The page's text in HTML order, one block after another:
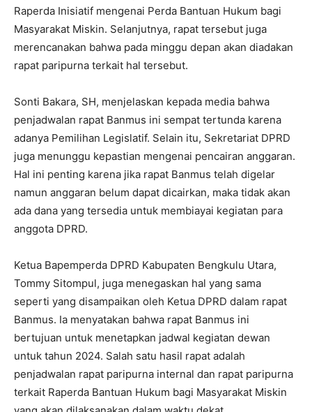
Raperda Inisiatif mengenai Perda Bantuan Hukum bagi
Masyarakat Miskin. Selanjutnya, rapat tersebut juga
merencanakan bahwa pada minggu depan akan diadakan
rapat paripurna terkait hal tersebut.
Sonti Bakara, SH, menjelaskan kepada media bahwa
penjadwalan rapat Banmus ini sempat tertunda karena
adanya Pemilihan Legislatif. Selain itu, Sekretariat DPRD
juga menunggu kepastian mengenai pencairan anggaran.
Hal ini penting karena jika rapat Banmus telah digelar
namun anggaran belum dapat dicairkan, maka tidak akan
ada dana yang tersedia untuk membiayai kegiatan para
anggota DPRD.
Ketua Bapemperda DPRD Kabupaten Bengkulu Utara,
Tommy Sitompul, juga menegaskan hal yang sama
seperti yang disampaikan oleh Ketua DPRD dalam rapat
Banmus. Ia menyatakan bahwa rapat Banmus ini
bertujuan untuk menetapkan jadwal kegiatan dewan
untuk tahun 2024. Salah satu hasil rapat adalah
penjadwalan rapat paripurna internal dan rapat paripurna
terkait Raperda Bantuan Hukum bagi Masyarakat Miskin